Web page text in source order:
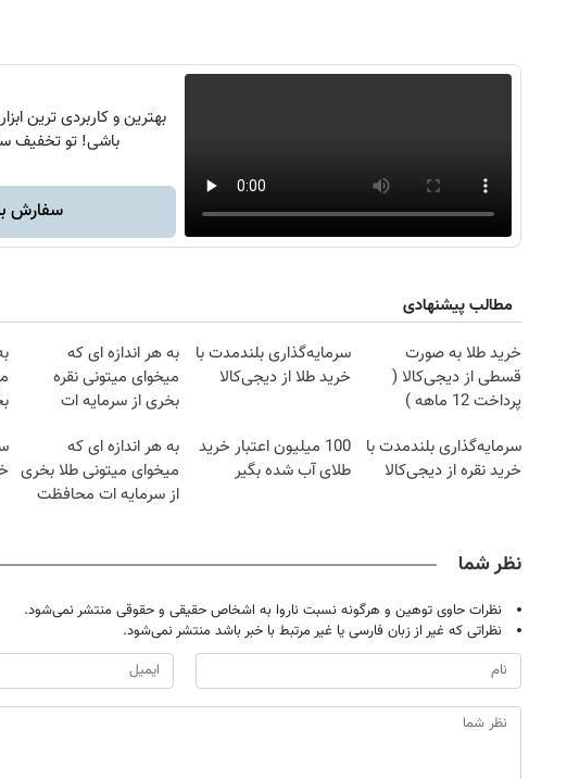
بهترین و کاربردی ترین
باشی! تو تخفیف
سفارش
مطالب پیشنهادی
خرید طلا به صورت
قسطی از دیجی‌کالا (
پرداخت 12 ماهه )
سرمایه‌گذاری بلندمدت با
خرید طلا از دیجی‌کالا
به هر اندازه ای که
میخوای میتونی نقره
بخری از سرمایه ات
سرمایه‌گذاری بلندمدت با
خرید نقره از دیجی‌کالا
100 میلیون اعتبار خرید
طلای آب شده بگیر
به هر اندازه ای که
میخوای میتونی طلا بخری
از سرمایه ات محافظت
نظر شما
نظرات حاوی توهین و هرگونه نسبت ناروا به اشخاص حقیقی و حقوقی منتشر نمی‌شود.
نظراتی که غیر از زبان فارسی یا غیر مرتبط با خبر باشد منتشر نمی‌شود.
روزنامه‌های ورزشی چهارشنبه ۱۴ مرداد ۱۴۰۵ روزنامه‌های صبح